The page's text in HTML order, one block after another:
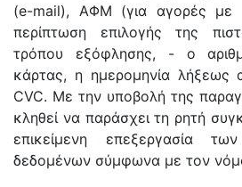
(e-mail), ΑΦΜ (για αγορές με
περίπτωση επιλογής της
τρόπου εξόφλησης, - ο
κάρτας, η ημερομηνία λήξεως
CVC. Με την υποβολή της
κληθεί να παράσχει τη ρητή
επικείμενη επεξεργασία
δεδομένων σύμφωνα με τον